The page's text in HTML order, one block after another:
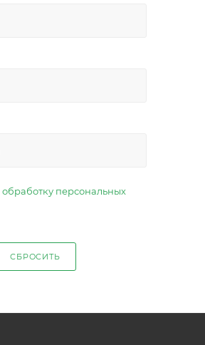
обработку персональных
СБРОСИТЬ